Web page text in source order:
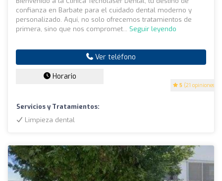
5 (21 opiniones)
confianza en Barbate para el cuidado dental moderno y
personalizado. Aquí, no solo ofrecemos tratamientos de
primera, sino que nos compromet... Seguir leyendo
Ver teléfono
Horario
Servicios y Tratamientos:
Limpieza dental